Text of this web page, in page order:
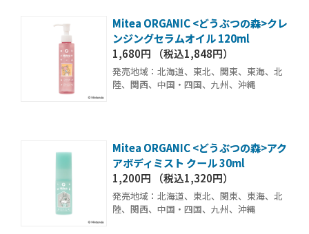
Mitea ORGANIC <どうぶつの森>クレ
ンジングセラムオイル 120ml
1,680円 （税込1,848円）
発売地域：北海道、東北、関東、東海、北
陸、関西、中国・四国、九州、沖縄
Mitea ORGANIC <どうぶつの森>アク
アボディミスト クール 30ml
1,200円 （税込1,320円）
発売地域：北海道、東北、関東、東海、北
陸、関西、中国・四国、九州、沖縄